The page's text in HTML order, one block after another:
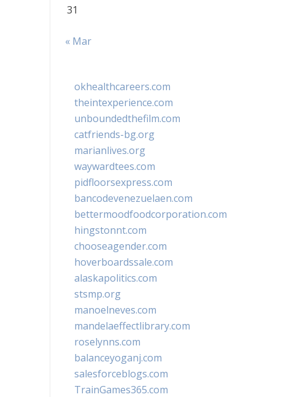
31
« Mar
okhealthcareers.com
theintexperience.com
unboundedthefilm.com
catfriends-bg.org
marianlives.org
waywardtees.com
pidfloorsexpress.com
bancodevenezuelaen.com
bettermoodfoodcorporation.com
hingstonnt.com
chooseagender.com
hoverboardssale.com
alaskapolitics.com
stsmp.org
manoelneves.com
mandelaeffectlibrary.com
roselynns.com
balanceyoganj.com
salesforceblogs.com
TrainGames365.com